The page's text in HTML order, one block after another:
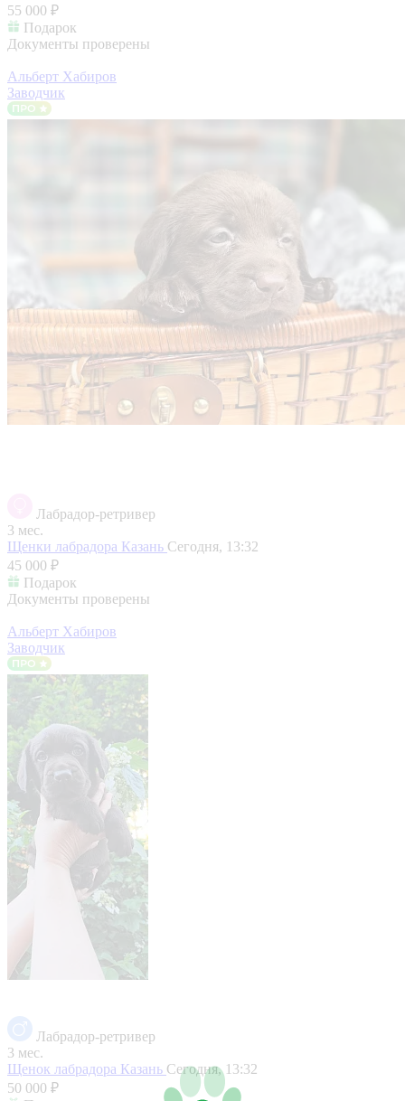
55 000 ₽
Подарок
Документы проверены
Альберт Хабиров
Заводчик
Лабрадор-ретривер
3 мес.
Щенки лабрадора Казань Сегодня, 13:32
45 000 ₽
Подарок
Документы проверены
Альберт Хабиров
Заводчик
Лабрадор-ретривер
3 мес.
Щенок лабрадора Казань Сегодня, 13:32
50 000 ₽